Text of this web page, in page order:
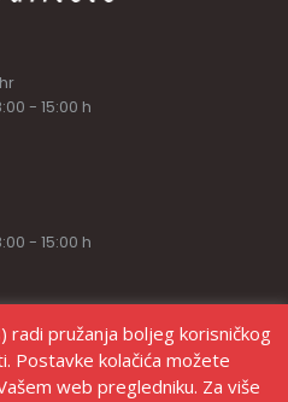
- 15:00 h
- 15:00 h
radi pružanja boljeg korisničkog
Postavke kolačića možete
web pregledniku. Za više